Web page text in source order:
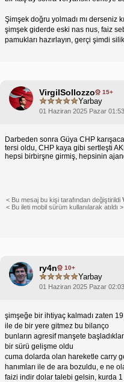
Şimşek doğru yolmadı mı derseniz
şimşek giderde eski nas nus, faiz
pamukları hazırlayın, gerçi şimdi
VirgilSollozzo 15+
Yarbay
01 Haziran 2025 Pazar
Darbeden sonra Güya CHP
tersi oldu, CHP kaya gibi sertleşti
hepsi birbirşne girmiş, hepsinin
< Bu mesaj bu kişi tarafından değiştirildi
< Bu ileti mobil sürüm kullanılarak atıldı >
ry4n 10+
Yarbay
01 Haziran 2025 Pazar
şimşeğe bir ihtiyaç kalmadı zaten
ile de bir yere gitmez bu bilanço
bunların agresif manşete
bir sürü gelişme oldu
cuma dolarda olan hareketle carry
hanımları ile de ara bozuldu, e ne
faizi indir dolar talebi gelsin, kurda